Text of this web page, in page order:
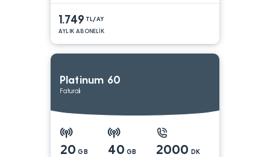
1.749 TL/AY
AYLIK ABONELİK
Platinum 60
Faturalı
20 GB 40 GB 2000 DK